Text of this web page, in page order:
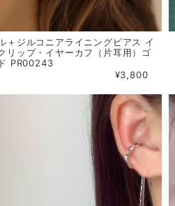
＋ジルコニアライニングピアス イ
リップ・イヤーカフ（片耳用）ゴ
PR00243
¥3,800